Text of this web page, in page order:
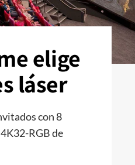
elige
láser
con 8
RGB de